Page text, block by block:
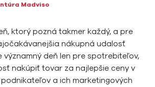
Madviso
ktorý pozná takmer každý, a pre
nákupná udalosť
významný deň len pre spotrebiteľov,
nakúpiť tovar za najlepšie ceny v
a ich marketingových